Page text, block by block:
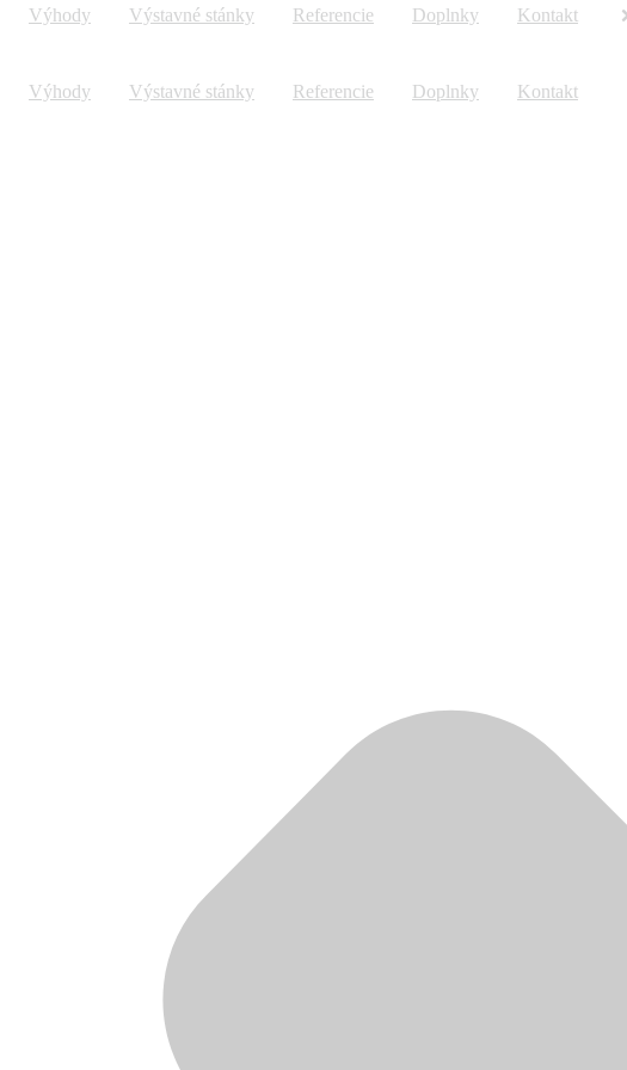
Výhody Výstavné stánky Referencie Doplnky Kontakt
Výhody Výstavné stánky Referencie Doplnky Kontakt